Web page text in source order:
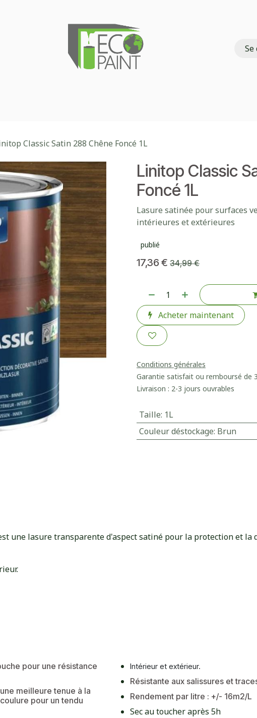
Se
Classic Satin 288 Chêne Foncé 1L
Linitop Classic
Foncé 1L
Lasure satinée pour surfaces
intérieures et extérieures
publié
17,36 € 34,99€
Acheter maintenant
Conditions générales
Garantie satisfait ou remboursé de
Livraison : 2-3 jours ouvrables
Taille: 1L
Couleur déstockage: Brun
une lasure transparente d'aspect satiné pour la protection et la
pour une résistance
meilleure tenue à la
pour un tendu
Intérieur et extérieur.
Résistante aux salissures et
Rendement par litre : +/- 16m2/L
Sec au toucher après 5h